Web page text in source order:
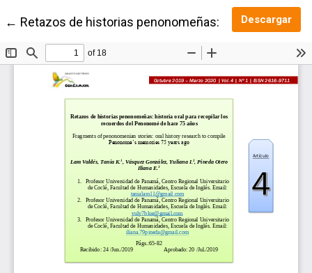
← Volver a los detalles del artículo
Retazos de historias penonomeñas: historia oral
Descargar